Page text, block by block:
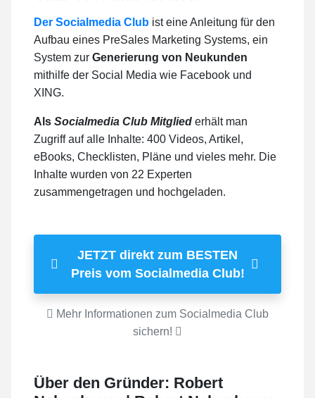
Der Socialmedia Club ist eine Anleitung für den
Aufbau eines PreSales Marketing Systems, ein
System zur Generierung von Neukunden
mithilfe der Social Media wie Facebook und
XING.
Als Socialmedia Club Mitglied erhält man
Zugriff auf alle Inhalte: 400 Videos, Artikel,
eBooks, Checklisten, Pläne und vieles mehr. Die
Inhalte wurden von 22 Experten
zusammengetragen und hochgeladen.
JETZT direkt zum BESTEN
Preis vom Socialmedia Club!
Mehr Informationen zum Socialmedia Club
sichern!
Über den Gründer: Robert